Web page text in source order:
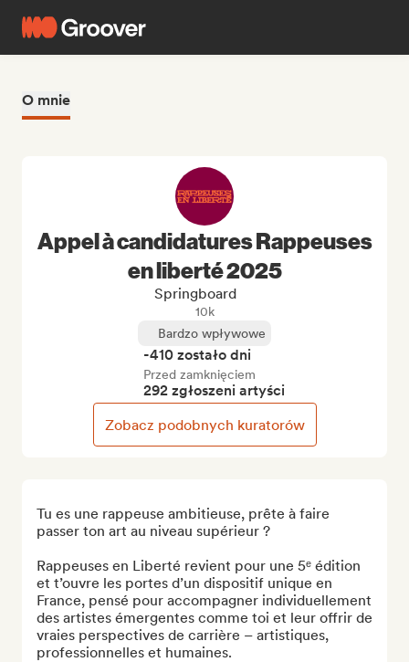
O mnie
Tu es une rappeuse ambitieuse, prête à faire
passer ton art au niveau supérieur ?
Rappeuses en Liberté revient pour une 5ᵉ édition
et t’ouvre les portes d’un dispositif unique en
France, pensé pour accompagner individuellement
des artistes émergentes comme toi et leur offrir de
vraies perspectives de carrière – artistiques,
professionnelles et humaines.
Appel à candidatures Rappeuses
en liberté 2025
Springboard
10k
Bardzo wpływowe
-410 zostało dni
Przed zamknięciem
292 zgłoszeni artyści
Zobacz podobnych kuratorów